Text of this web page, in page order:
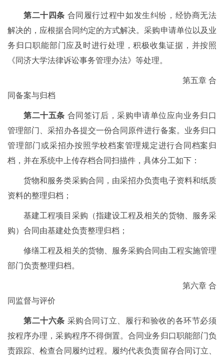
第二十四条 合同履行过程中如发生纠纷，经协商无法
解决的，应根据合同约定的方式解决。采购申请单位以及业
务归口职能部门应及时进行处理，积极收集证据，并按照
《同济大学法律诉讼事务管理办法》等处理。
第五章 合
同备案与归档
第二十五条 合同签订后，采购申请单位应向业务归口
管理部门、采招办各提交一份合同原件进行备案。业务归口
管理部门或采招办按照学校档案管理规定进行合同档案归
档，并在系统中上传存档合同扫描件，具体分工如下：
货物和服务类采购合同，由采招办负责电子资料和纸质
资料的整理归档；
基建工程项目采购（指建设工程及相关的货物、服务采
购）合同由基建处负责整理归档；
修缮工程及相关的货物、服务采购合同由工程实施管理
部门负责整理归档。
第六章 合
同监督与评价
第二十六条 采购合同订立、履行和验收的各环节必须
按程序办理，采购程序不得倒置。合同业务归口职能部门负
责跟踪、检查合同履约过程。履约代表负责留存合同订立、